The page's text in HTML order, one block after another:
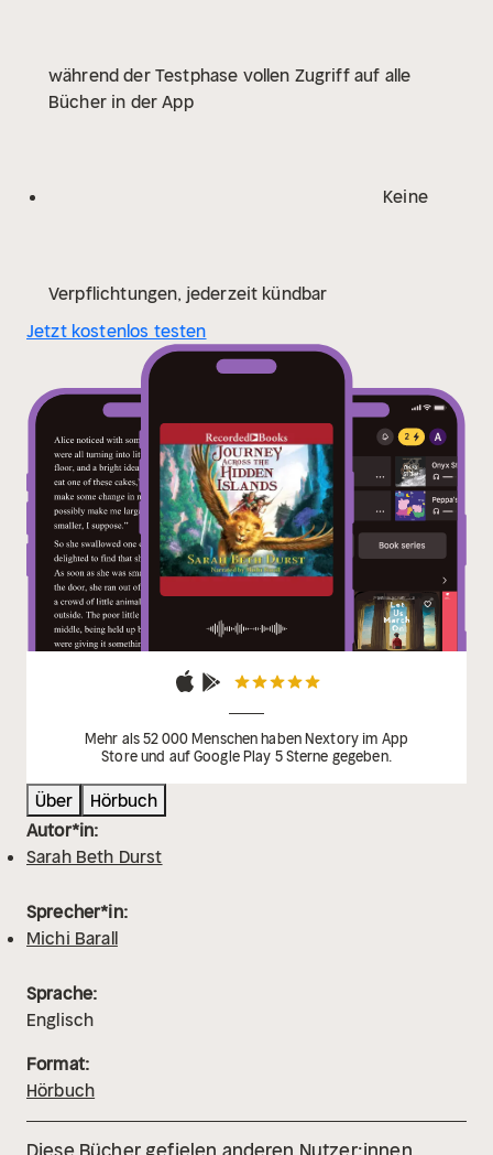
während der Testphase vollen Zugriff auf alle
Bücher in der App
Keine
Verpflichtungen, jederzeit kündbar
Jetzt kostenlos testen
Mehr als 52 000 Menschen haben Nextory im App
Store und auf Google Play 5 Sterne gegeben.
Über
Hörbuch
Autor*in:
Sarah Beth Durst
Sprecher*in:
Michi Barall
Sprache:
Englisch
Format:
Hörbuch